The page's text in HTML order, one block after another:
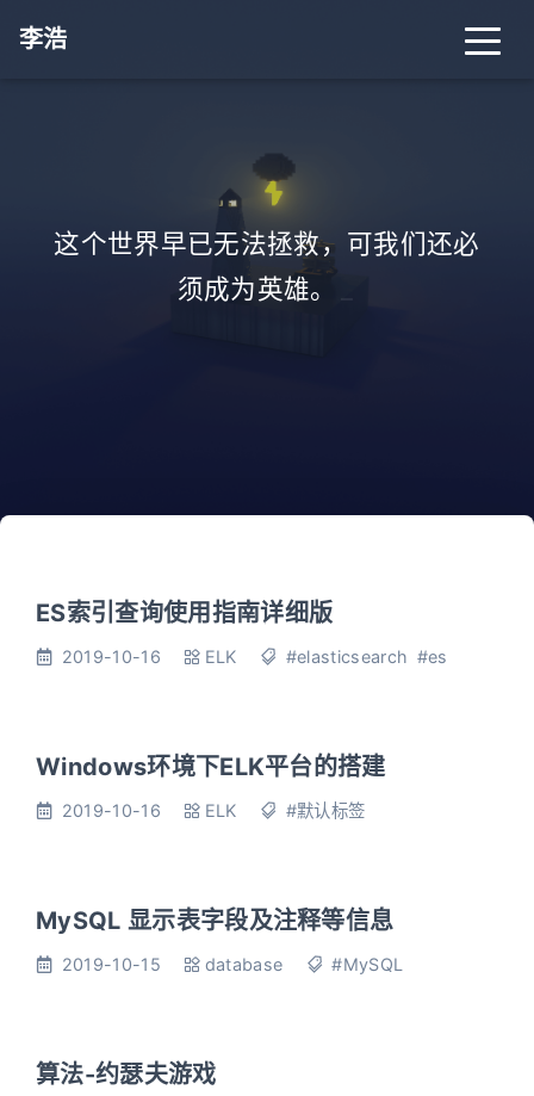
李浩
这个世界早已无法拯救，可我们还必
须成为英雄。
ES索引查询使用指南详细版
2019-10-16 ELK #elasticsearch #es
Windows环境下ELK平台的搭建
2019-10-16 ELK #默认标签
MySQL 显示表字段及注释等信息
2019-10-15 database #MySQL
算法-约瑟夫游戏